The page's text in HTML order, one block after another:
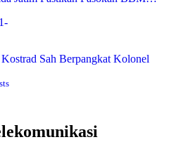
Sah Berpangkat Kolonel